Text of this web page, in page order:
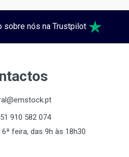
sobre nós na Trustpilot
910 582 074
feira, das 9h às 18h30